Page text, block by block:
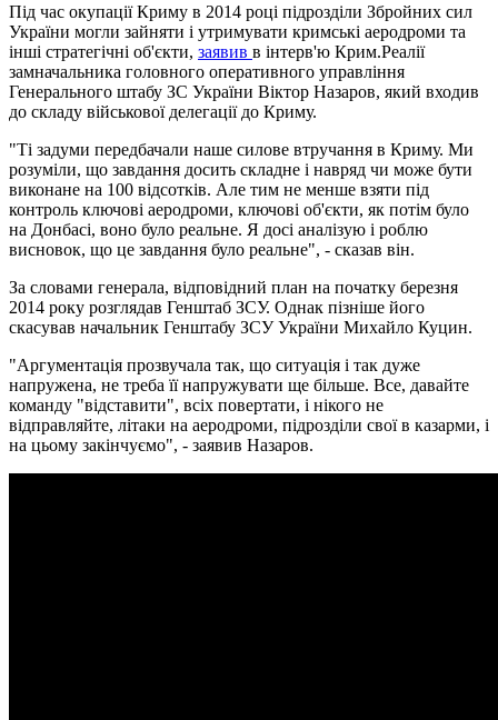
Під час окупації Криму в 2014 році підрозділи Збройних сил
України могли зайняти і утримувати кримські аеродроми та
інші стратегічні об'єкти, заявив в інтерв'ю Крим.Реалії
замначальника головного оперативного управління
Генерального штабу ЗС України Віктор Назаров, який входив
до складу військової делегації до Криму.
"Ті задуми передбачали наше силове втручання в Криму. Ми
розуміли, що завдання досить складне і навряд чи може бути
виконане на 100 відсотків. Але тим не менше взяти під
контроль ключові аеродроми, ключові об'єкти, як потім було
на Донбасі, воно було реальне. Я досі аналізую і роблю
висновок, що це завдання було реальне", - сказав він.
За словами генерала, відповідний план на початку березня
2014 року розглядав Генштаб ЗСУ. Однак пізніше його
скасував начальник Генштабу ЗСУ України Михайло Куцин.
"Аргументація прозвучала так, що ситуація і так дуже
напружена, не треба її напружувати ще більше. Все, давайте
команду "відставити", всіх повертати, і нікого не
відправляйте, літаки на аеродроми, підрозділи свої в казарми, і
на цьому закінчуємо", - заявив Назаров.